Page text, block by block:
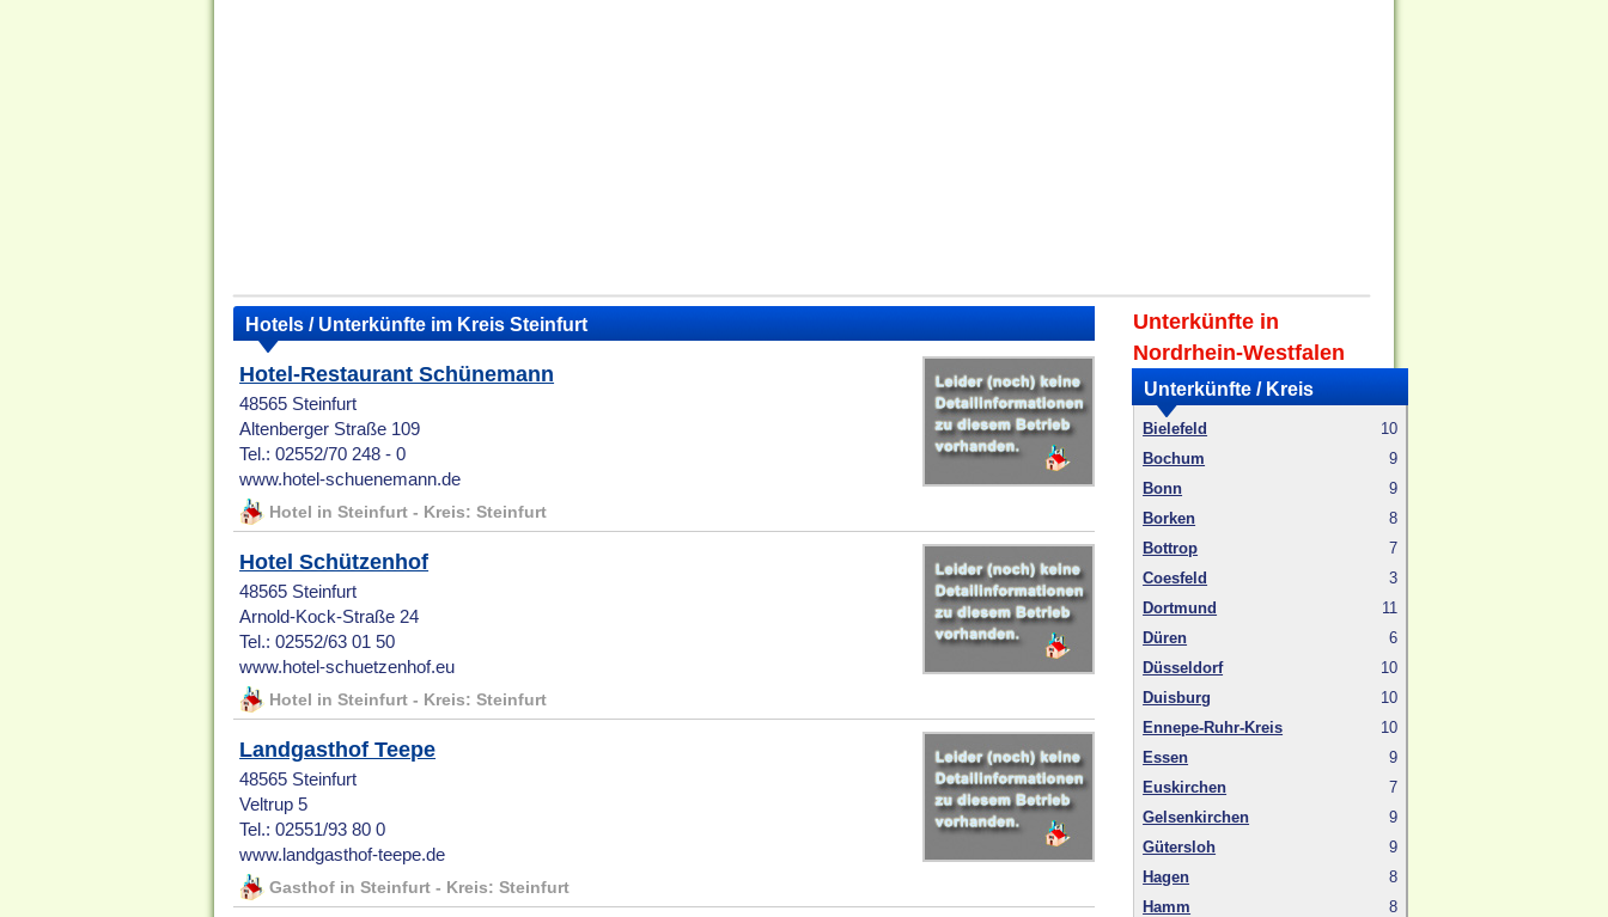
Hotels / Unterkünfte im Kreis Steinfurt
Hotel-Restaurant Schünemann
48565 Steinfurt
Altenberger Straße 109
Tel.: 02552/70 248 - 0
www.hotel-schuenemann.de
Hotel in Steinfurt - Kreis: Steinfurt
Hotel Schützenhof
48565 Steinfurt
Arnold-Kock-Straße 24
Tel.: 02552/63 01 50
www.hotel-schuetzenhof.eu
Hotel in Steinfurt - Kreis: Steinfurt
Landgasthof Teepe
48565 Steinfurt
Veltrup 5
Tel.: 02551/93 80 0
www.landgasthof-teepe.de
Gasthof in Steinfurt - Kreis: Steinfurt
Unterkünfte in
Nordrhein-Westfalen
Unterkünfte / Kreis
Bielefeld
10
Bochum
9
Bonn
9
Borken
8
Bottrop
7
Coesfeld
3
Dortmund
11
Düren
6
Düsseldorf
10
Duisburg
10
Ennepe-Ruhr-Kreis
10
Essen
9
Euskirchen
7
Gelsenkirchen
9
Gütersloh
9
Hagen
8
Hamm
8